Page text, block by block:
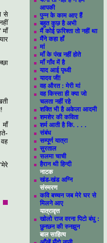
से
आपकी
पुन्न के काम आए हैं
बहुत कुछ है अभी
मैं कोई फ़रिश्ता तो नहीं था
मैंने कहा हाँ
मां
माँ के पंख नहीं होते
माँ गाँव में है
याद आई पृथ्वी
यादव जी!
वह औरत : मेरी मां
वह किस्सा ही क्या जो
चलता नहीं रहे
शक्ति भी है अकेला आदमी
शमशेर की कविता
शर्म आती है कि. . . .
संबंध
सम्पूर्ण यात्रा
सुरताल
सलमा चाची
हैरान थी हिन्दी
नाटक
खंड-खंड अग्नि
संस्मरण
कवि बच्चन जब मेरे घर से
मिलने आए
यात्रावृत्त
खोलो राज वरना पिटो बंधु :
छुनछन की रुनझुन
बाल साहित्य